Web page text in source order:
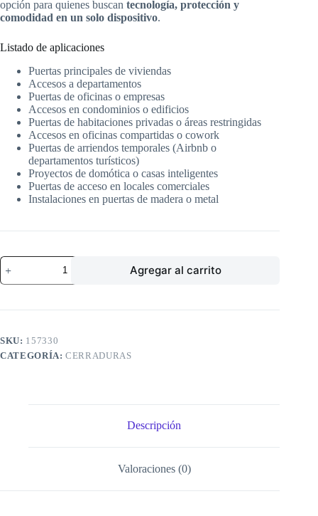
opción para quienes buscan tecnología, protección y
comodidad en un solo dispositivo.
Listado de aplicaciones
Puertas principales de viviendas
Accesos a departamentos
Puertas de oficinas o empresas
Accesos en condominios o edificios
Puertas de habitaciones privadas o áreas restringidas
Accesos en oficinas compartidas o cowork
Puertas de arriendos temporales (Airbnb o
departamentos turísticos)
Proyectos de domótica o casas inteligentes
Puertas de acceso en locales comerciales
Instalaciones en puertas de madera o metal
CERRADURA
DIGITAL
YMC
cantidad
Agregar al carrito
SKU: 157330
CATEGORÍA:CERRADURAS
Descripción
Valoraciones (0)